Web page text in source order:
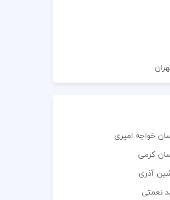
خواجه امیری
کرمی
آذری
نعمتی